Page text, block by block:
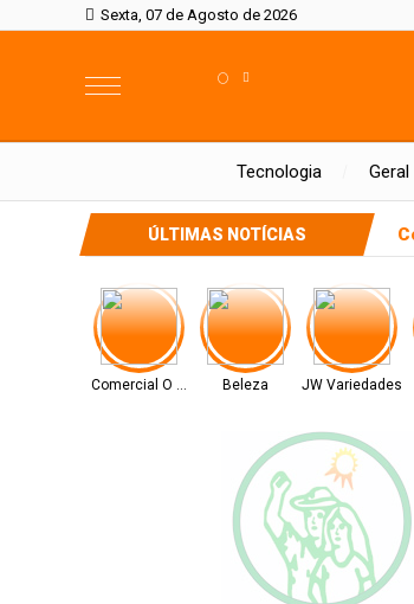
Sexta, 07 de Agosto de 2026
°
Tecnologia Geral
ÚLTIMAS NOTÍCIAS
Comercial O FerreiraBeleza JW Variedades